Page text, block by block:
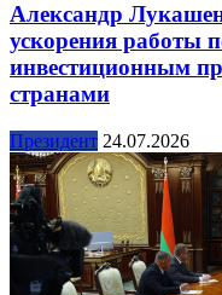
Александр
ускорения работы
инвестиционным
странами
Президент 24.07.2026